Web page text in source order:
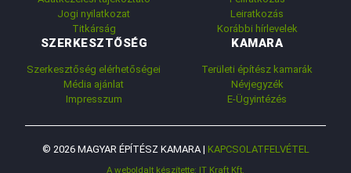
Jogi nyilatkozat
Titkárság
Leiratkozás
Korábbi hírlevelek
SZERKESZTŐSÉG
Szerkesztőség elérhetőségei
Média ajánlat
Impresszum
KAMARA
Területi építész kamarák
Névjegyzék
E-Ügyintézés
© 2026 MAGYAR ÉPÍTÉSZ KAMARA | KAPCSOLATFELVÉTEL
A weboldalt készítette: IT Kraft Kft.